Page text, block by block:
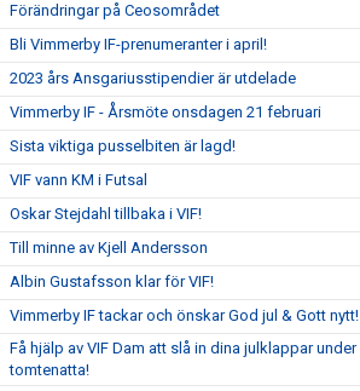
Förändringar på Ceosområdet
Bli Vimmerby IF-prenumeranter i april!
2023 års Ansgariusstipendier är utdelade
Vimmerby IF - Årsmöte onsdagen 21 februari
Sista viktiga pusselbiten är lagd!
VIF vann KM i Futsal
Oskar Stejdahl tillbaka i VIF!
Till minne av Kjell Andersson
Albin Gustafsson klar för VIF!
Vimmerby IF tackar och önskar God jul & Gott nytt!
Få hjälp av VIF Dam att slå in dina julklappar under
tomtenatta!